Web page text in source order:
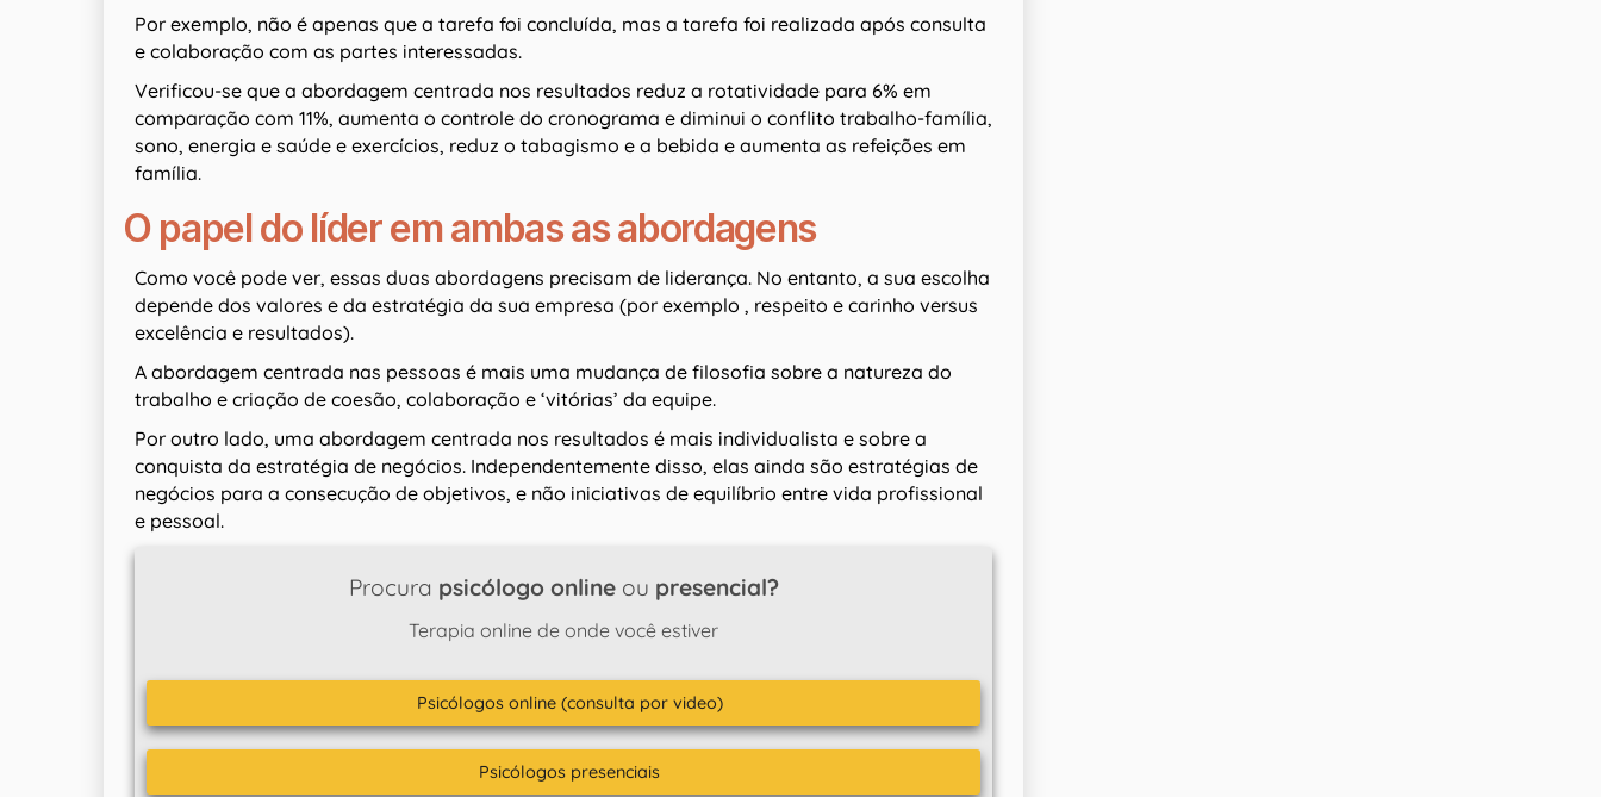
Por exemplo, não é apenas que a tarefa foi concluída, mas a tarefa foi realizada após consulta
e colaboração com as partes interessadas.
Verificou-se que a abordagem centrada nos resultados reduz a rotatividade para 6% em
comparação com 11%, aumenta o controle do cronograma e diminui o conflito trabalho-família,
sono, energia e saúde e exercícios, reduz o tabagismo e a bebida e aumenta as refeições em
família.
O papel do líder em ambas as abordagens
Como você pode ver, essas duas abordagens precisam de liderança. No entanto, a sua escolha
depende dos valores e da estratégia da sua empresa (por exemplo , respeito e carinho versus
excelência e resultados).
A abordagem centrada nas pessoas é mais uma mudança de filosofia sobre a natureza do
trabalho e criação de coesão, colaboração e ‘vitórias’ da equipe.
Por outro lado, uma abordagem centrada nos resultados é mais individualista e sobre a
conquista da estratégia de negócios. Independentemente disso, elas ainda são estratégias de
negócios para a consecução de objetivos, e não iniciativas de equilíbrio entre vida profissional
e pessoal.
Procura psicólogo onlineou presencial?
Terapia online de onde você estiver
Psicólogos online (consulta por video)
Psicólogos presenciais